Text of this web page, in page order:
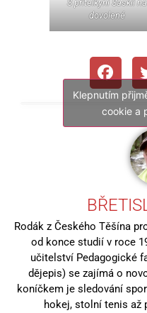
S přítelkyní Saskií na
dovolené
Klepnutím
cookie a
Rodák z Českého Těšína
od konce studií v roce
učitelství Pedagogické
dějepis) se zajímá o
koníčkem je sledování
hokej, stolní tenis až